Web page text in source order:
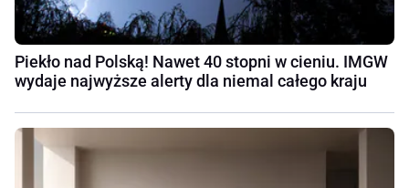
Piekło nad Polską! Nawet 40 stopni w cieniu. IMGW
wydaje najwyższe alerty dla niemal całego kraju